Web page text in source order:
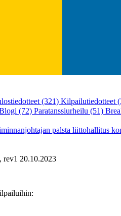
(321) Kilpailutiedotteet
(72) Paratanssiurheilu (51)
palsta liittohallitus
rev1 20.10.2023